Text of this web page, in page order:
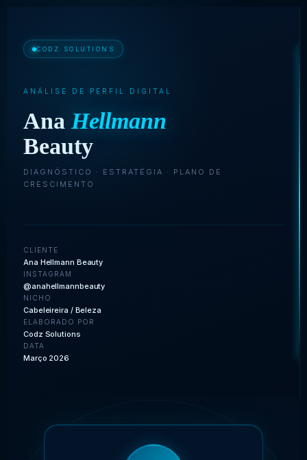
CODZ SOLUTIONS
ANÁLISE DE PERFIL DIGITAL
Ana Hellmann
Beauty
DIAGNÓSTICO · ESTRATÉGIA · PLANO DE
CRESCIMENTO
CLIENTE
Ana Hellmann Beauty
INSTAGRAM
@anahellmannbeauty
NICHO
Cabeleireira / Beleza
ELABORADO POR
Codz Solutions
DATA
Março 2026